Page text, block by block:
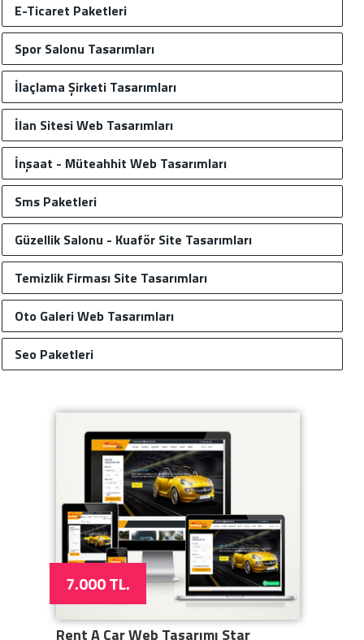
E-Ticaret Paketleri
Spor Salonu Tasarımları
İlaçlama Şirketi Tasarımları
İlan Sitesi Web Tasarımları
İnşaat - Müteahhit Web Tasarımları
Sms Paketleri
Güzellik Salonu - Kuaför Site Tasarımları
Temizlik Firması Site Tasarımları
Oto Galeri Web Tasarımları
Seo Paketleri
7.000 TL.
Rent A Car Web Tasarımı Star